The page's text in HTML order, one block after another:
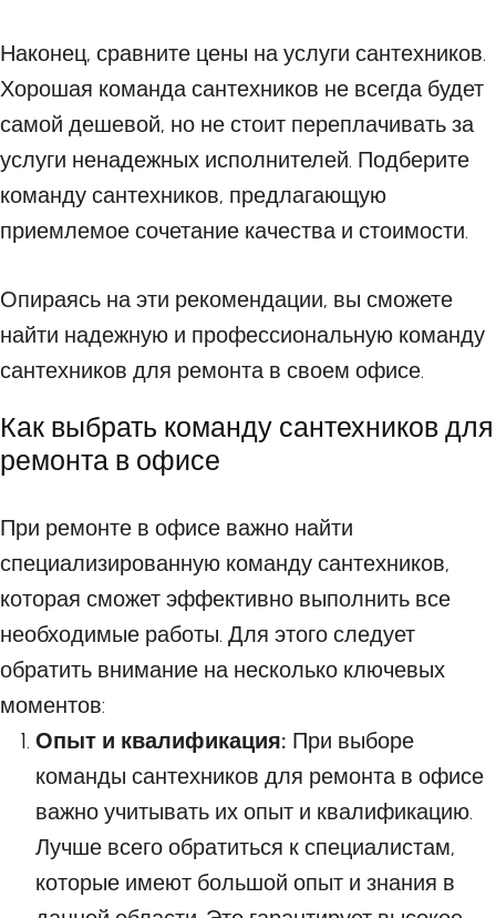
Наконец, сравните цены на услуги сантехников.
Хорошая команда сантехников не всегда будет
самой дешевой, но не стоит переплачивать за
услуги ненадежных исполнителей. Подберите
команду сантехников, предлагающую
приемлемое сочетание качества и стоимости.
Опираясь на эти рекомендации, вы сможете
найти надежную и профессиональную команду
сантехников для ремонта в своем офисе.
Как выбрать команду сантехников для
ремонта в офисе
При ремонте в офисе важно найти
специализированную команду сантехников,
которая сможет эффективно выполнить все
необходимые работы. Для этого следует
обратить внимание на несколько ключевых
моментов:
Опыт и квалификация: При выборе
команды сантехников для ремонта в офисе
важно учитывать их опыт и квалификацию.
Лучше всего обратиться к специалистам,
которые имеют большой опыт и знания в